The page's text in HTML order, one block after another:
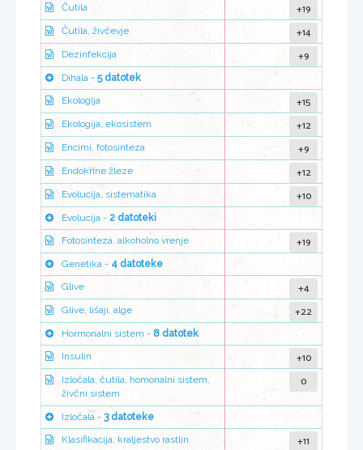
Čutila +19
Čutila, živčevje +14
Dezinfekcija +9
Dihala - 5 datotek
Ekologija
+15
Ekologija, ekosistem +12
Encimi, fotosinteza +9
Endokrine žleze +12
Evolucija, sistematika +10
Evolucija - 2 datoteki
Fotosinteza, alkoholno vrenje
+19
Genetika - 4 datoteke
Glive
+4
Glive, lišaji, alge +22
Hormonalni sistem - 8 datotek
Insulin
+10
Izločala, čutila, homonalni sistem,
živčni sistem
0
Izločala - 3 datoteke
Klasifikacija, kraljestvo rastlin
+11